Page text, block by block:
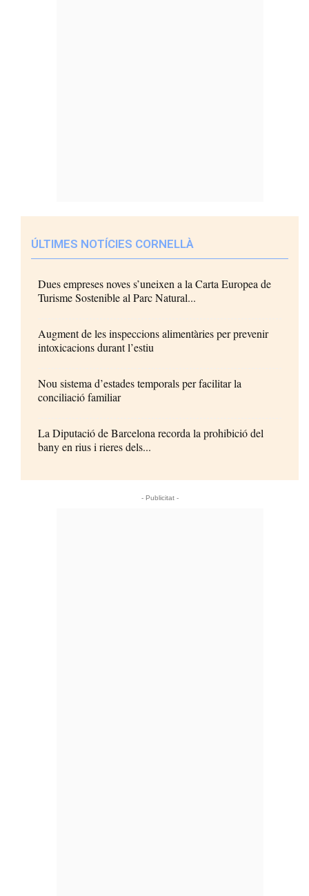
ÚLTIMES NOTÍCIES CORNELLÀ
Dues empreses noves s’uneixen a la Carta Europea de
Turisme Sostenible al Parc Natural...
Augment de les inspeccions alimentàries per prevenir
intoxicacions durant l’estiu
Nou sistema d’estades temporals per facilitar la
conciliació familiar
La Diputació de Barcelona recorda la prohibició del
bany en rius i rieres dels...
- Publicitat -